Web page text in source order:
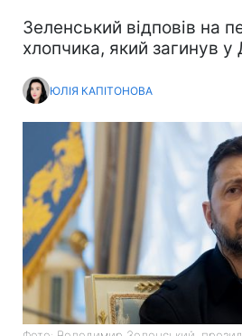
Зеленський відповів на
хлопчика, який загинув
ЮЛІЯ КАПІТОНОВА